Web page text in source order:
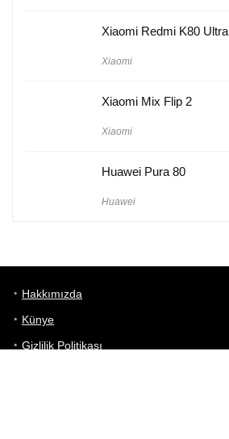
Xiaomi Redmi K80 Ultra
Xiaomi
Xiaomi Mix Flip 2
Xiaomi
Huawei Pura 80
Huawei
Hakkımızda
Künye
Gizlilik Politikası